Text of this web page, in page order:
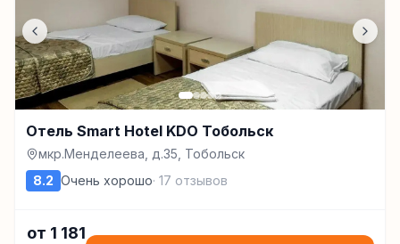
Отель Smart Hotel KDO Тобольск
мкр.Менделеева, д.35, Тобольск
8.2 Очень хорошо· 17 отзывов
от 1 181